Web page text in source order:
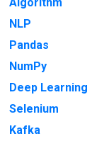
NLP
Pandas
NumPy
Deep Learning
Selenium
Kafka